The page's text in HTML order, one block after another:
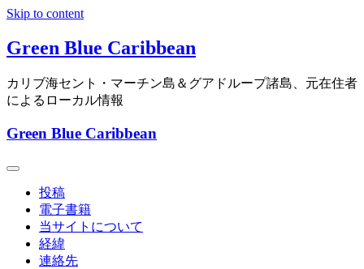
Skip to content
Green Blue Caribbean
カリブ海セント・マーチン島＆グアドループ諸島、元在住者
によるローカル情報
Green Blue Caribbean
投稿
電子書籍
当サイトについて
経緯
連絡先